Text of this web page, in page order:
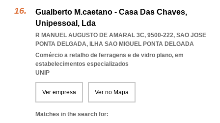
Gualberto M.caetano - Casa Das Chaves,
Unipessoal, Lda
R MANUEL AUGUSTO DE AMARAL 3C, 9500-222, SAO JOSE
PONTA DELGADA, ILHA SAO MIGUEL PONTA DELGADA
Comércio a retalho de ferragens e de vidro plano, em
estabelecimentos especializados
UNIP
Ver empresa Ver no Mapa
Matches in the search for: